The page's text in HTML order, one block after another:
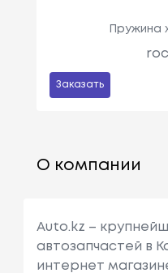
Пружина
Заказать
О компании
Auto.kz –
автозапчастей в
интернет